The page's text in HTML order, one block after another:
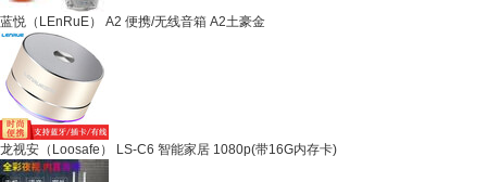
蓝悦（LEnRuE） A2 便携/无线音箱 A2土豪金
龙视安（Loosafe） LS-C6 智能家居 1080p(带16G内存卡)